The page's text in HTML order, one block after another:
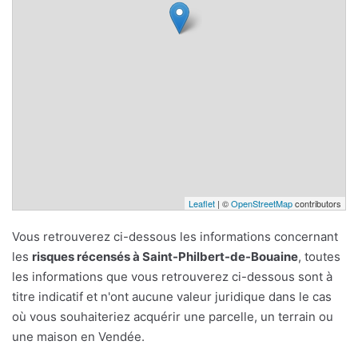
Leaflet | ©OpenStreetMapcontributors
Vous retrouverez ci-dessous les informations concernant
les risques récensés à Saint-Philbert-de-Bouaine, toutes
les informations que vous retrouverez ci-dessous sont à
titre indicatif et n'ont aucune valeur juridique dans le cas
où vous souhaiteriez acquérir une parcelle, un terrain ou
une maison en Vendée.